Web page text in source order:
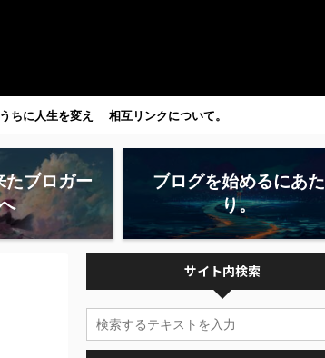
ちに人生を変え
い人へ。
相互リンクについて。
たブロガー
ブログを始めるにあた
り。
サイト内検索